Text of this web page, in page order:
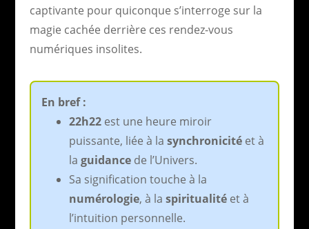
captivante pour quiconque s’interroge sur la
magie cachée derrière ces rendez-vous
numériques insolites.
En bref :
22h22est une heure miroir
puissante, liée à la synchronicitéet à
la guidancede l’Univers.
Sa signification touche à la
numérologie, à la spiritualitéet à
l’intuition personnelle.